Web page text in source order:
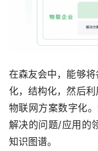
在森友会中，能够
化，结构化，然后
物联网方案数字化
解决的问题/应用的
知识图谱。